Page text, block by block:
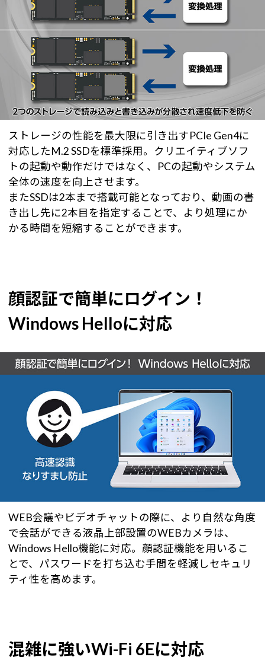
ストレージの性能を最大限に引き出すPCIe Gen4に
対応したM.2 SSDを標準採用。クリエイティブソフ
トの起動や動作だけではなく、PCの起動やシステム
全体の速度を向上させます。
またSSDは2本まで搭載可能となっており、動画の書
き出し先に2本目を指定することで、より処理にか
かる時間を短縮することができます。
顔認証で簡単にログイン！
Windows Helloに対応
WEB会議やビデオチャットの際に、より自然な角度
で会話ができる液晶上部設置のWEBカメラは、
Windows Hello機能に対応。顔認証機能を用いるこ
とで、パスワードを打ち込む手間を軽減しセキュリ
ティ性を高めます。
混雑に強いWi-Fi 6Eに対応